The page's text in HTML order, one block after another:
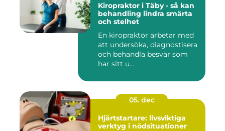
Kiropraktor i Täby - så kan
behandling lindra smärta
och stelhet
En kiropraktor arbetar med
att undersöka, diagnostisera
och behandla besvär som
har sitt u...
05. dec
Hjärtstartare: livsviktiga
verktyg i nödsituationer